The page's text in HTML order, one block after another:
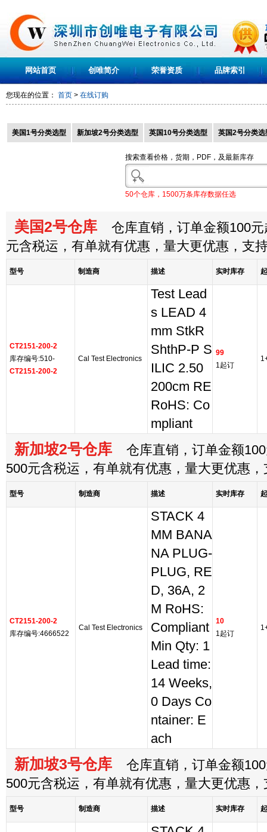
网站首页 创唯简介 荣誉资质 品牌索引
您现在的位置： 首页 > 在线订购
美国1号分类选型 新加坡2号分类选型 英国10号分类选型 英国2号分类选
搜索查看价格，货期，PDF，及最新库存
50个仓库，1500万条库存数据任选
美国2号仓库 仓库直销，订单金额100元
元含税运，有单就有优惠，量大更优惠，支
型号 制造商 描述 实时库存
CT2151-200-2
库存编号:510-
CT2151-200-2
Cal Test Electronics
Test Lead
s LEAD 4
mm StkR
ShthP-P S
ILIC 2.50
200cm RE
RoHS: Co
mpliant
99
1起订
新加坡2号仓库 仓库直销，订单金额
500元含税运，有单就有优惠，量大更优惠
型号 制造商 描述 实时库存
CT2151-200-2
库存编号:4666522
Cal Test Electronics
STACK 4
MM BANA
NA PLUG-
PLUG, RE
D, 36A, 2
M RoHS:
Compliant
Min Qty: 1
Lead time:
14 Weeks,
0 Days Co
ntainer: E
ach
10
1起订
新加坡3号仓库 仓库直销，订单金额
500元含税运，有单就有优惠，量大更优惠
型号 制造商 描述 实时库存